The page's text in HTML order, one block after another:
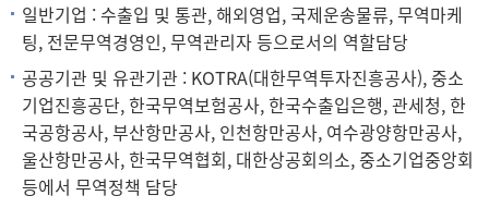
일반기업 : 수출입 및 통관, 해외영업, 국제운송물류, 무역마케
팅, 전문무역경영인, 무역관리자 등으로서의 역할담당
공공기관 및 유관기관 : KOTRA(대한무역투자진흥공사), 중소
기업진흥공단, 한국무역보험공사, 한국수출입은행, 관세청, 한
국공항공사, 부산항만공사, 인천항만공사, 여수광양항만공사,
울산항만공사, 한국무역협회, 대한상공회의소, 중소기업중앙회
등에서 무역정책 담당